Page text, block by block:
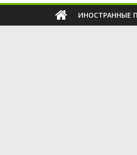
ИНОСТРАННЫЕ